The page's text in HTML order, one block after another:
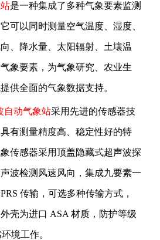
是一种集成了多种气象要素监测
可以同时测量空气温度、湿度、
、降水量、太阳辐射、土壤温
象要素，为气象研究、农业生
供全面的气象数据支持。
自动气象站采用先进的传感器技
有测量精度高、稳定性好的特
传感器采用顶盖隐藏式超声波探
波检测风速风向，集成九要素一
传输，可选多种传输方式，
壳为进口 ASA 材质，防护等级
境工作。